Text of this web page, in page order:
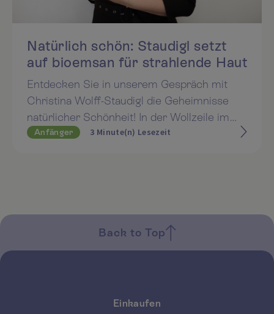
Natürlich schön: Staudigl setzt
auf bioemsan für strahlende Haut
Entdecken Sie in unserem Gespräch mit
Christina Wolff-Staudigl die Geheimnisse
natürlicher Schönheit! In der Wollzeile im
Herzen von Wien vertrauen die
Stelle stehen und wie Sie mit den
Produkten von bioemsan Ihre Haut zum
Strahlen bringen können.
Anfänger 3 Minute(n) Lesezeit
Back to Top
Einkaufen